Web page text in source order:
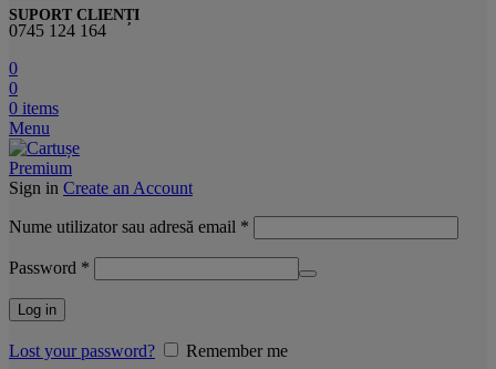
SUPORT CLIENȚI
0745 124 164
0
0
0 items
Menu
Sign in Create an Account
Nume utilizator sau adresă email *
Password *
Log in
Lost your password?
Remember me